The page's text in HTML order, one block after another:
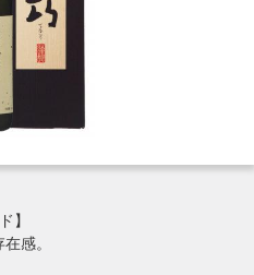
】
感。